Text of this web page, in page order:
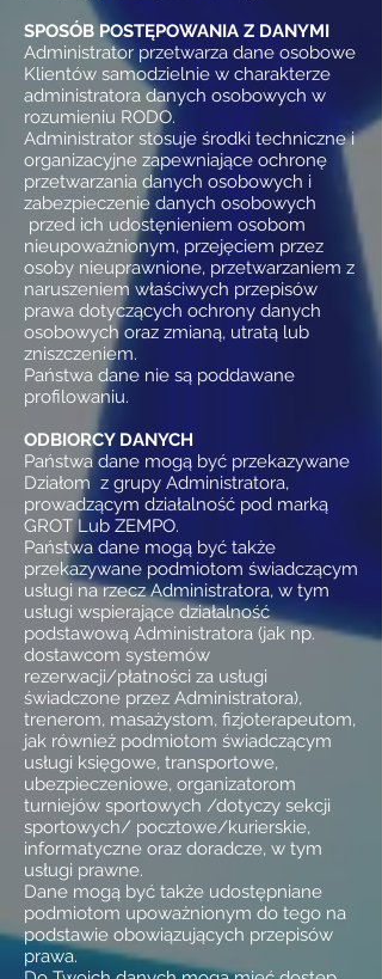
SPOSÓB POSTĘPOWANIA Z DANYMI
Administrator przetwarza dane osobowe
Klientów samodzielnie w charakterze
administratora danych osobowych w
rozumieniu RODO.
Administrator stosuje środki techniczne i
organizacyjne zapewniające ochronę
przetwarzania danych osobowych i
zabezpieczenie danych osobowych
przed ich udostęnieniem osobom
nieupoważnionym, przejęciem przez
osoby nieuprawnione, przetwarzaniem z
naruszeniem właściwych przepisów
prawa dotyczących ochrony danych
osobowych oraz zmianą, utratą lub
zniszczeniem.
Państwa dane nie są poddawane
profilowaniu.
ODBIORCY DANYCH
Państwa dane mogą być przekazywane
Działom z grupy Administratora,
prowadzącym działalność pod marką
GROT Lub ZEMPO.
Państwa dane mogą być także
przekazywane podmiotom świadczącym
usługi na rzecz Administratora, w tym
usługi wspierające działalność
podstawową Administratora (jak np.
dostawcom systemów
rezerwacji/płatności za usługi
świadczone przez Administratora),
trenerom, masażystom, fizjoterapeutom,
jak również podmiotom świadczącym
usługi księgowe, transportowe,
ubezpieczeniowe, organizatorom
turniejów sportowych /dotyczy sekcji
sportowych/ pocztowe/kurierskie,
informatyczne oraz doradcze, w tym
usługi prawne.
Dane mogą być także udostępniane
podmiotom upoważnionym do tego na
podstawie obowiązujących przepisów
prawa.